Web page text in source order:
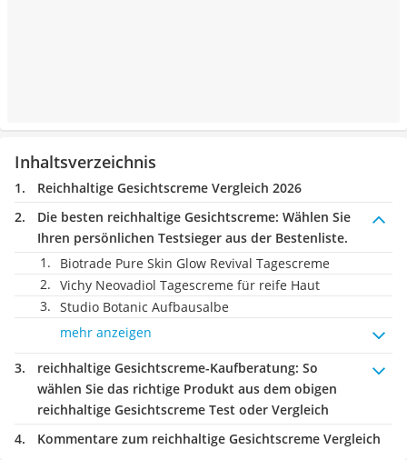
Inhaltsverzeichnis
Reichhaltige Gesichtscreme Vergleich 2026
Die besten reichhaltige Gesichtscreme: Wählen Sie
Ihren persönlichen Testsieger aus der Bestenliste.
Biotrade Pure Skin Glow Revival Tagescreme
Vichy Neovadiol Tagescreme für reife Haut
Studio Botanic Aufbausalbe
mehr anzeigen
reichhaltige Gesichtscreme-Kaufberatung: So
wählen Sie das richtige Produkt aus dem obigen
reichhaltige Gesichtscreme Test oder Vergleich
Kommentare zum reichhaltige Gesichtscreme Vergleich